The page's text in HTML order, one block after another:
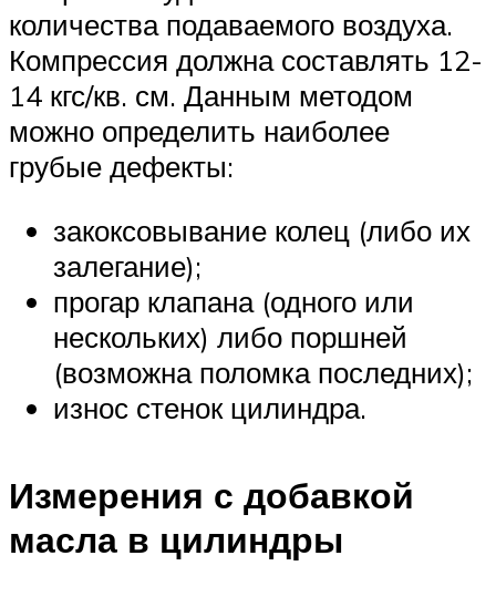
количества подаваемого воздуха.
Компрессия должна составлять 12-
14 кгс/кв. см. Данным методом
можно определить наиболее
грубые дефекты:
закоксовывание колец (либо их
залегание);
прогар клапана (одного или
нескольких) либо поршней
(возможна поломка последних);
износ стенок цилиндра.
Измерения с добавкой
масла в цилиндры